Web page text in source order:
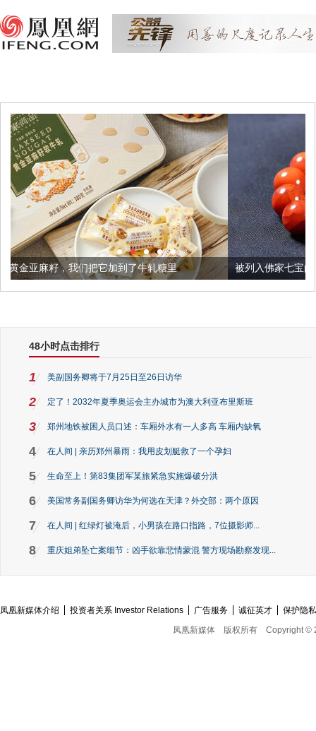
它加到了牛轧糖里 被列入佛家七宝的它到底有多美？
48小时点击排行
1 美副国务卿将于7月25日至26日访华
2 定了！2032年夏季奥运会主办城市为澳大利亚布里斯班
3 郑州地铁被困人员口述：车厢外水有一人多高 车厢内缺氧
4 在人间 | 亲历郑州暴雨：我用皮划艇救了一个孕妇
5 生命至上！第83集团军某旅紧急实施爆破分洪
6 美国常务副国务卿访华为何选在天津？外交部：两个原因
7 在人间 | 红绿灯被淹后，小男孩在路口指路，7位摄影师...
8 重庆姐弟坠亡案细节：凶手欲靠悲情蒙混 警方现场勘察发现...
凤凰新媒体介绍 投资者关系 Investor Relations 广告服务 诚征英才
保护隐
凤凰新媒体
版权所有 Copyright ©